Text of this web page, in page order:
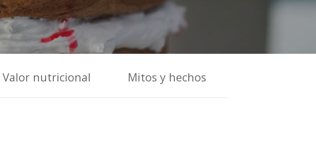
Valor nutricional Mitos y hechos